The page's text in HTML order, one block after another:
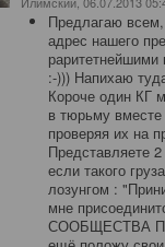
Предлагаю
адрес нашего
:-))) Напихаю
Короче один КГ
в тюрьму
проверяя их на
Представляете
если такого
лозунгом :
мне
СООБЩЕСТВА